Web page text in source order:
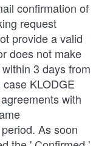
confirmation of
request
provide a valid
does not make
3 days from
KLODGE
with
As soon